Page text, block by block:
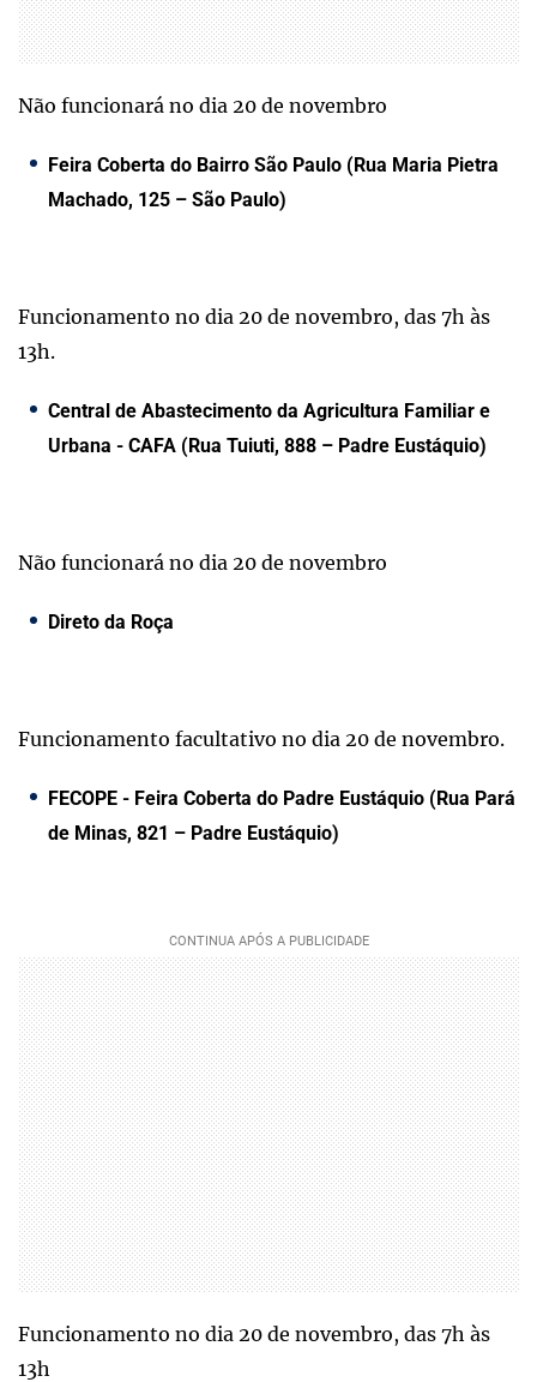
Não funcionará no dia 20 de novembro
Feira Coberta do Bairro São Paulo (Rua Maria Pietra
Machado, 125 – São Paulo)
Funcionamento no dia 20 de novembro, das 7h às
13h.
Central de Abastecimento da Agricultura Familiar e
Urbana - CAFA (Rua Tuiuti, 888 – Padre Eustáquio)
Não funcionará no dia 20 de novembro
Direto da Roça
Funcionamento facultativo no dia 20 de novembro.
FECOPE - Feira Coberta do Padre Eustáquio (Rua Pará
de Minas, 821 – Padre Eustáquio)
Funcionamento no dia 20 de novembro, das 7h às
13h